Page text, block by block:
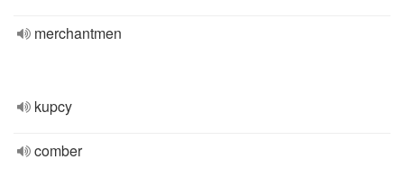
merchantmen
kupcy
comber